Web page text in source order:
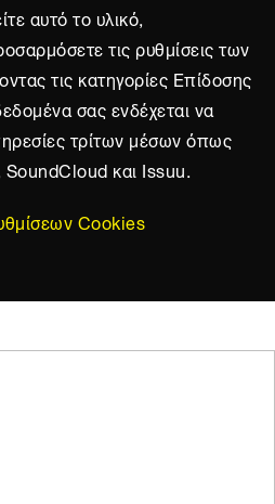
αυτό το υλικό,
τις ρυθμίσεις των
τις κατηγορίες Επίδοσης
σας ενδέχεται να
τρίτων μέσων όπως
SoundCloud και Issuu.
Cookies